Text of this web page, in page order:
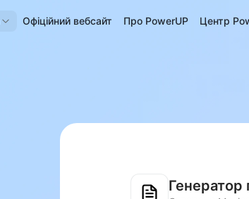
Офіційний вебсайт Про PowerUP Центр
Генератор